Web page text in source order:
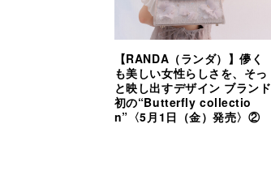
【RANDA（ランダ）】儚く
も美しい女性らしさを、そっ
と映し出すデザイン ブランド
初の“Butterfly collectio
n”〈5月1日（金）発売〉②